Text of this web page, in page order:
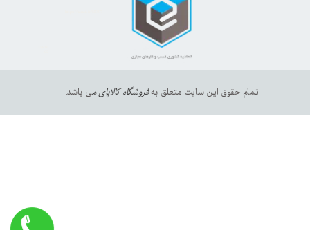
تمام حقوق این سایت متعلق بهفروشگاه کالاپای می باشد.